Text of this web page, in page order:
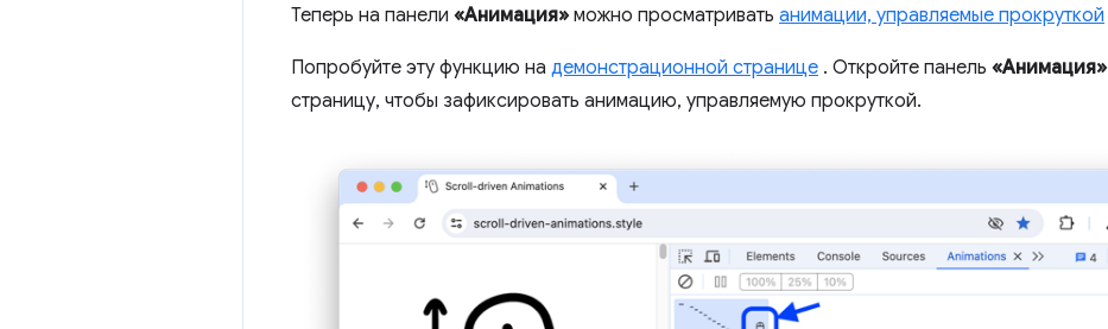
Теперь на панели «Анимация» можно просматривать анимации, управляемые прокруткой
Попробуйте эту функцию на демонстрационной странице . Откройте панель «Анимация»
страницу, чтобы зафиксировать анимацию, управляемую прокруткой.